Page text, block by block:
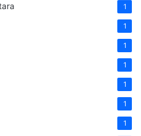
1
1
1
1
1
1
1